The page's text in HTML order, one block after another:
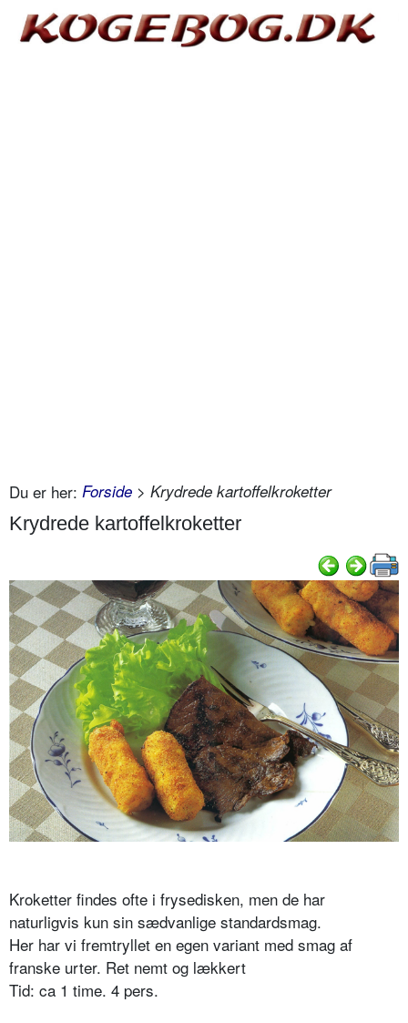
Du er her: Forside > Krydrede kartoffelkroketter
Krydrede kartoffelkroketter
Kroketter findes ofte i frysedisken, men de har
naturligvis kun sin sædvanlige standardsmag.
Her har vi fremtryllet en egen variant med smag af
franske urter. Ret nemt og lækkert
Tid: ca 1 time. 4 pers.